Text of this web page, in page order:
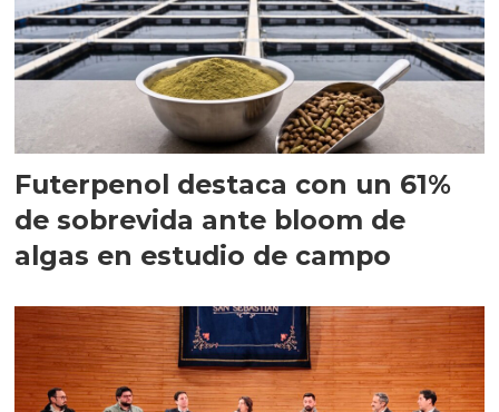
Futerpenol destaca con un 61%
de sobrevida ante bloom de
algas en estudio de campo